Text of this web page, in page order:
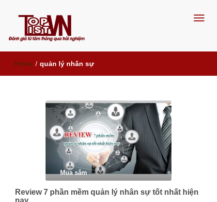
Đánh giá từ tâm, thông qua trải
nghiệm
Home / quản lý nhân sự
Mua sắm
Review 7 phần mềm quản lý nhân sự tốt nhất hiện
nay